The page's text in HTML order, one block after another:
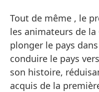
Tout de même , le
les animateurs de la
plonger le pays
conduire le pays
son histoire,
acquis de la